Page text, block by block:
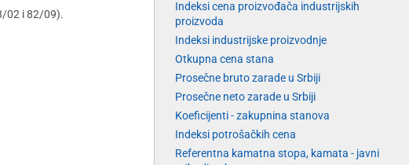
02 i 82/09).
Indeksi cena proizvođača industrijskih
proizvoda
Indeksi industrijske proizvodnje
Otkupna cena stana
Prosečne bruto zarade u Srbiji
Prosečne neto zarade u Srbiji
Koeficijenti - zakupnina stanova
Indeksi potrošačkih cena
Referentna kamatna stopa, kamata - javni